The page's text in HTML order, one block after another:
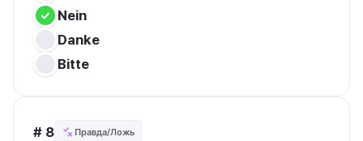
Nein
Danke
Bitte
# 8 Правда/Ложь